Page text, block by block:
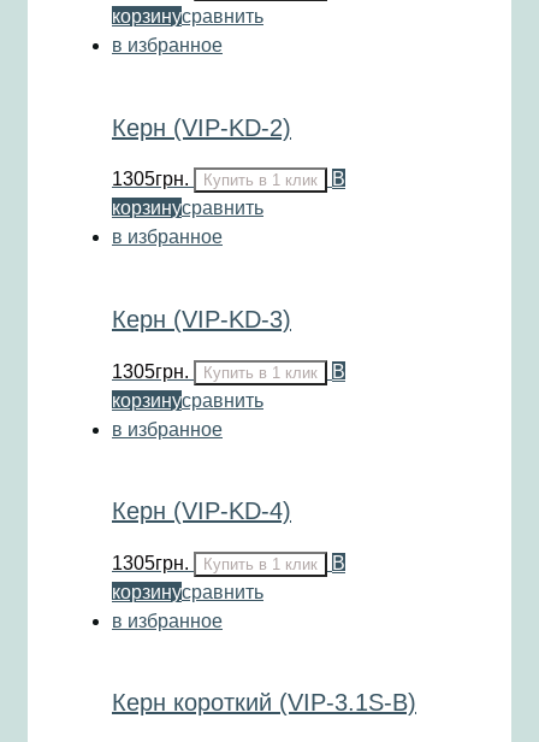
корзинусравнить
в избранное
Керн (VIP-KD-2)
1305грн. Купить в 1 клик
В
корзинусравнить
в избранное
Керн (VIP-KD-3)
1305грн. Купить в 1 клик
В
корзинусравнить
в избранное
Керн (VIP-KD-4)
1305грн. Купить в 1 клик
В
корзинусравнить
в избранное
Керн короткий (VIP-3.1S-B)